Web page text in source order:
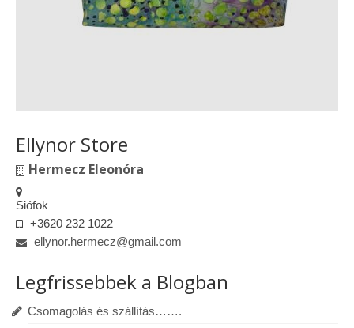
Ellynor Store
Hermecz Eleonóra
Siófok
+3620 232 1022
ellynor.hermecz@gmail.com
Legfrissebbek a Blogban
Csomagolás és szállítás…….